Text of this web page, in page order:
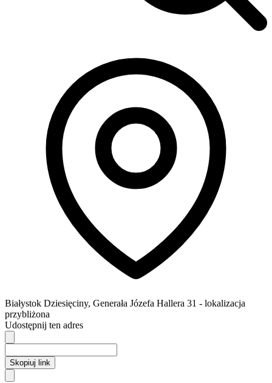
Białystok Dziesięciny, Generała Józefa Hallera 31 - lokalizacja
przybliżona
Udostępnij ten adres
Skopiuj link